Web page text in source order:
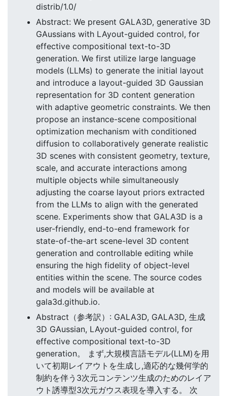
distrib/1.0/
Abstract: We present GALA3D, generative 3D
GAussians with LAyout-guided control, for
effective compositional text-to-3D
generation. We first utilize large language
models (LLMs) to generate the initial layout
and introduce a layout-guided 3D Gaussian
representation for 3D content generation
with adaptive geometric constraints. We then
propose an instance-scene compositional
optimization mechanism with conditioned
diffusion to collaboratively generate realistic
3D scenes with consistent geometry, texture,
scale, and accurate interactions among
multiple objects while simultaneously
adjusting the coarse layout priors extracted
from the LLMs to align with the generated
scene. Experiments show that GALA3D is a
user-friendly, end-to-end framework for
state-of-the-art scene-level 3D content
generation and controllable editing while
ensuring the high fidelity of object-level
entities within the scene. The source codes
and models will be available at
gala3d.github.io.
Abstract（参考訳）: GALA3D, GALA3D, 生成
3D GAussian, LAyout-guided control, for
effective compositional text-to-3D
generation。 まず,大規模言語モデル(LLM)を用
いて初期レイアウトを生成し,適応的な幾何学的
制約を伴う3次元コンテンツ生成のためのレイア
ウト誘導型3次元ガウス表現を導入する。 次